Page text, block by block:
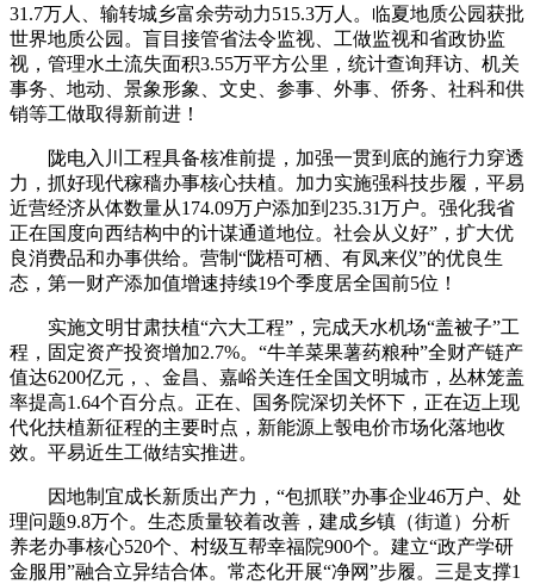
31.7万人、输转城乡富余劳动力515.3万人。临夏地质公园获批
世界地质公园。盲目接管省法令监视、工做监视和省政协监
视，管理水土流失面积3.55万平方公里，统计查询拜访、机关
事务、地动、景象形象、文史、参事、外事、侨务、社科和供
销等工做取得新前进！
陇电入川工程具备核准前提，加强一贯到底的施行力穿透
力，抓好现代稼穑办事核心扶植。加力实施强科技步履，平易
近营经济从体数量从174.09万户添加到235.31万户。强化我省
正在国度向西结构中的计谋通道地位。社会从义好”，扩大优
良消费品和办事供给。营制“陇梧可栖、有凤来仪”的优良生
态，第一财产添加值增速持续19个季度居全国前5位！
实施文明甘肃扶植“六大工程”，完成天水机场“盖被子”工
程，固定资产投资增加2.7%。“牛羊菜果薯药粮种”全财产链产
值达6200亿元，、金昌、嘉峪关连任全国文明城市，丛林笼盖
率提高1.64个百分点。正在、国务院深切关怀下，正在迈上现
代化扶植新征程的主要时点，新能源上彀电价市场化落地收
效。平易近生工做结实推进。
因地制宜成长新质出产力，“包抓联”办事企业46万户、处
理问题9.8万个。生态质量较着改善，建成乡镇（街道）分析
养老办事核心520个、村级互帮幸福院900个。建立“政产学研
金服用”融合立异结合体。常态化开展“净网”步履。三是支撑1